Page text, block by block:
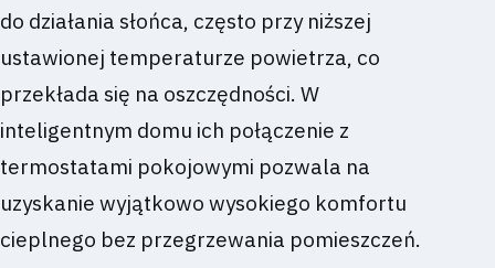
do działania słońca, często przy niższej
ustawionej temperaturze powietrza, co
przekłada się na oszczędności. W
inteligentnym domu ich połączenie z
termostatami pokojowymi pozwala na
uzyskanie wyjątkowo wysokiego komfortu
cieplnego bez przegrzewania pomieszczeń.